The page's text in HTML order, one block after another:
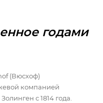
годами
(Вюсхоф)
компанией
с 1814 года.